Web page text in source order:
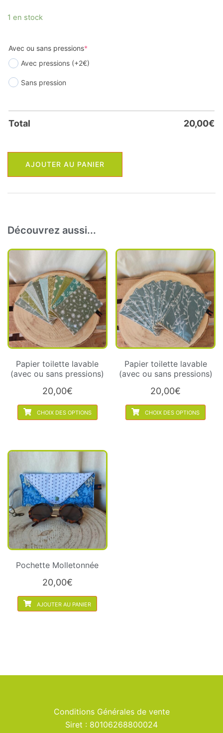
1 en stock
Avec ou sans pressions*
Avec pressions (+2€)
Sans pression
Total 20,00€
ou
sans
pressions)
AJOUTER AU PANIER
Découvrez aussi...
Papier toilette lavable
(avec ou sans pressions)
20,00€
CHOIX DES OPTIONS
Papier toilette lavable
(avec ou sans pressions)
20,00€
CHOIX DES OPTIONS
Pochette Molletonnée
20,00€
AJOUTER AU PANIER
Conditions Générales de vente
Siret : 80106268800024